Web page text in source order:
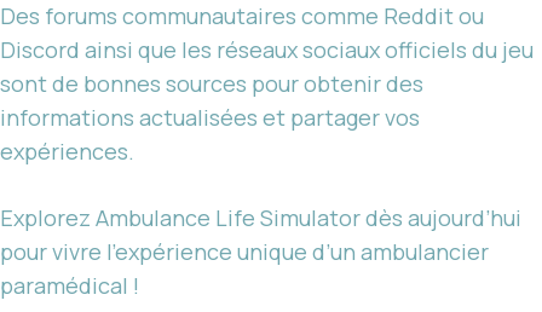
Des forums communautaires comme Reddit ou
Discord ainsi que les réseaux sociaux officiels du jeu
sont de bonnes sources pour obtenir des
informations actualisées et partager vos
expériences.
Explorez Ambulance Life Simulator dès aujourd’hui
pour vivre l’expérience unique d’un ambulancier
paramédical !